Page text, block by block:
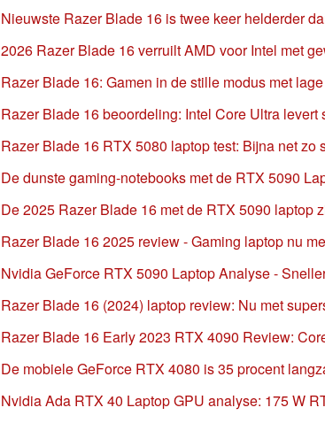
Nieuwste Razer Blade 16 is twee keer helderder
2026 Razer Blade 16 verruilt AMD voor Intel met
Razer Blade 16: Gamen in de stille modus met
Razer Blade 16 beoordeling: Intel Core Ultra levert
Razer Blade 16 RTX 5080 laptop test: Bijna net zo
De dunste gaming-notebooks met de RTX 5090
De 2025 Razer Blade 16 met de RTX 5090 laptop
Razer Blade 16 2025 review - Gaming laptop nu
Nvidia GeForce RTX 5090 Laptop Analyse -
Razer Blade 16 (2024) laptop review: Nu met
Razer Blade 16 Early 2023 RTX 4090 Review:
De mobiele GeForce RTX 4080 is 35 procent
Nvidia Ada RTX 40 Laptop GPU analyse: 175 W